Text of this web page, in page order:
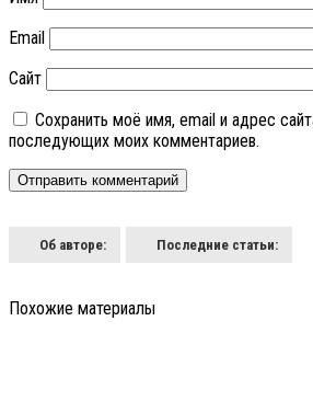
Email
Сайт
Сохранить моё имя, email и адрес
последующих моих комментариев.
Об авторе: Последние статьи:
Похожие материалы